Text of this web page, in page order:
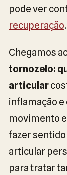
pode ver
recuperação.
Chegamos
tornozelo:
articular
inflamação e
movimento
fazer
articular
para tratar